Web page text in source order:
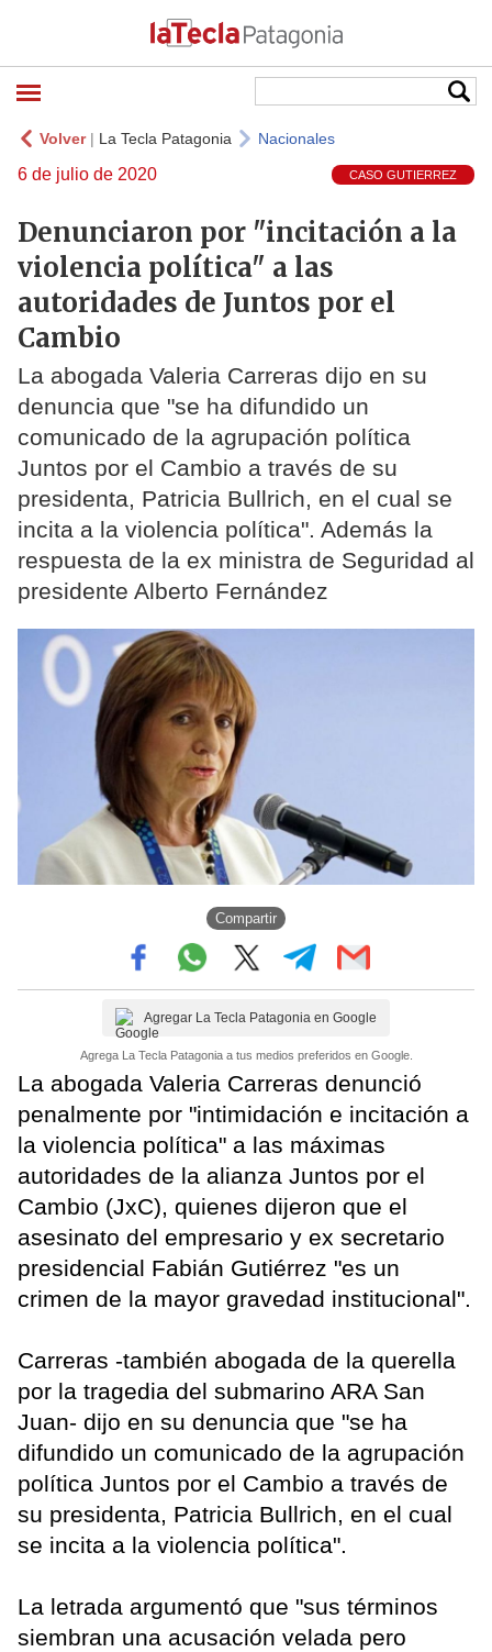
Volver| La Tecla Patagonia Nacionales
6 de julio de 2020 CASO GUTIERREZ
Denunciaron por "incitación a la
violencia política" a las
autoridades de Juntos por el
Cambio
La abogada Valeria Carreras dijo en su
denuncia que "se ha difundido un
comunicado de la agrupación política
Juntos por el Cambio a través de su
presidenta, Patricia Bullrich, en el cual se
incita a la violencia política". Además la
respuesta de la ex ministra de Seguridad al
presidente Alberto Fernández
Compartir
Agregar La Tecla Patagonia en Google
Agrega La Tecla Patagonia a tus medios preferidos en Google.
La abogada Valeria Carreras denunció
penalmente por "intimidación e incitación a
la violencia política" a las máximas
autoridades de la alianza Juntos por el
Cambio (JxC), quienes dijeron que el
asesinato del empresario y ex secretario
presidencial Fabián Gutiérrez "es un
crimen de la mayor gravedad institucional".
Carreras -también abogada de la querella
por la tragedia del submarino ARA San
Juan- dijo en su denuncia que "se ha
difundido un comunicado de la agrupación
política Juntos por el Cambio a través de
su presidenta, Patricia Bullrich, en el cual
se incita a la violencia política".
La letrada argumentó que "sus términos
siembran una acusación velada pero